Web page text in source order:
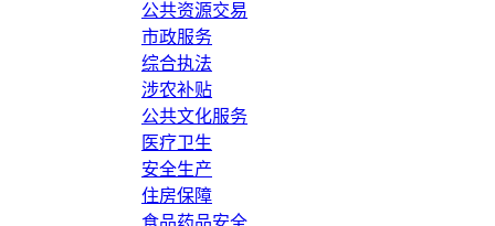
公共资源交易
市政服务
综合执法
涉农补贴
公共文化服务
医疗卫生
安全生产
住房保障
食品药品安全